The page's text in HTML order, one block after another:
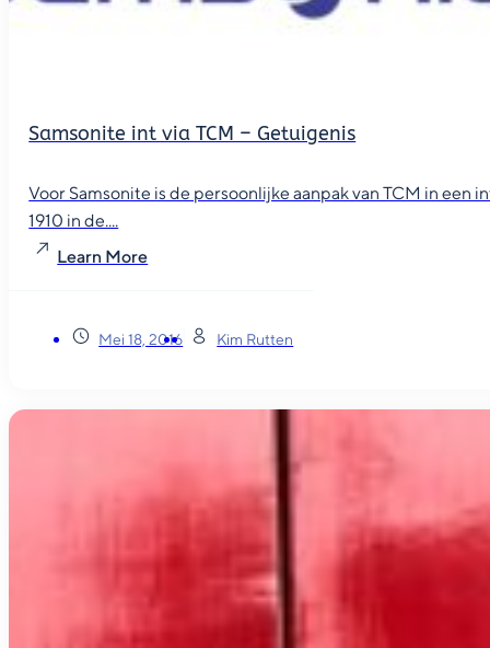
Samsonite int via TCM – Getuigenis
Voor Samsonite is de persoonlijke aanpak van TCM in een
1910 in de....
Learn More
Mei 18, 2016 Kim Rutten